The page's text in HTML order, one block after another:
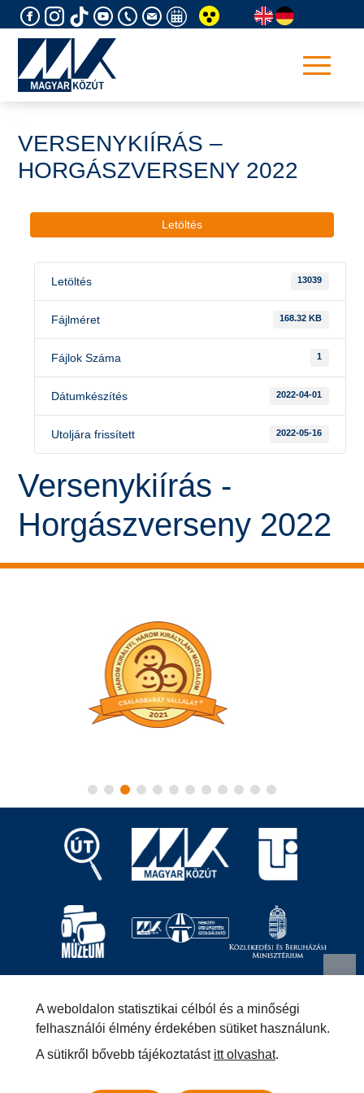
to
VERSENYKIÍRÁS –
HORGÁSZVERSENY 2022
Letöltés
Letöltés 13039
Fájlméret 168.32 KB
Fájlok Száma 1
Dátumkészítés 2022-04-01
Utoljára frissített 2022-05-16
Versenykiírás -
Horgászverseny 2022
1024 Budapest, Fényes
Elek utca 7-13.
+36 (1) 819-9000 info@kozut.hu
MKNZRT (KRID: 153207128) Hivatali Kapu
A weboldalon statisztikai célból és a minőségi
felhasználói élmény érdekében sütiket használunk.
A sütikről bővebb tájékoztatást itt olvashat.